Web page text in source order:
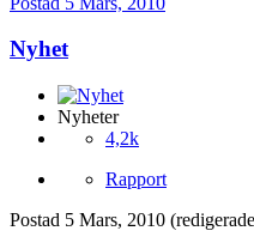
Nyhet
Nyheter
4,2k
Rapport
Postad 5 Mars, 2010